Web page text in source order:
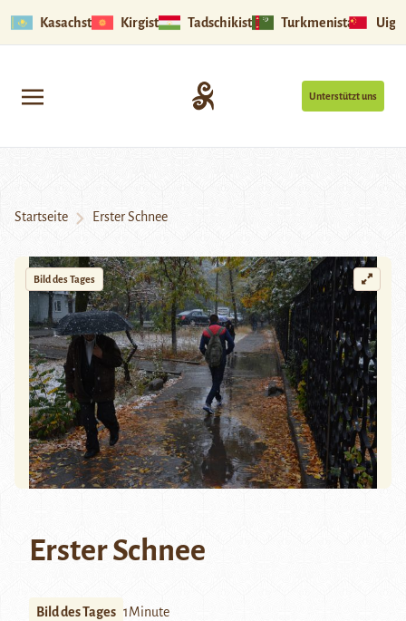
Kasachstan Kirgistan Tadschikistan Turkmenistan
Unterstützt uns
Startseite Erster Schnee
Bild des Tages
Erster Schnee
Bild des Tages 1Minute